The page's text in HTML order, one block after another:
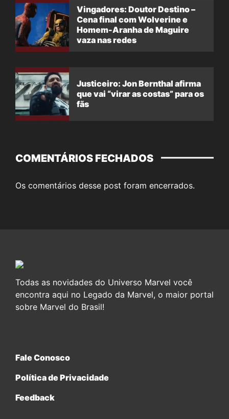
Vingadores: Doutor Destino –
Cena final com Wolverine e
Homem-Aranha de Maguire
vaza nas redes
Justiceiro: Jon Bernthal afirma
que vai “virar as costas” para os
fãs
COMENTÁRIOS FECHADOS
Os comentários desse post foram encerrados.
Todas as novidades do Universo Marvel você
encontra aqui no Legado da Marvel, o maior portal
sobre Marvel do Brasil!
Fale Conosco
Política de Privacidade
Feedback